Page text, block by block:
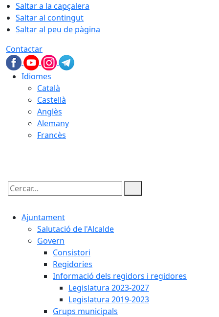
Saltar a la capçalera
Saltar al contingut
Saltar al peu de pàgina
Contactar
Idiomes
Català
Castellà
Anglès
Alemany
Francès
Cercar:
Ajuntament
Salutació de l'Alcalde
Govern
Consistori
Regidories
Informació dels regidors i regidores
Legislatura 2023-2027
Legislatura 2019-2023
Grups municipals